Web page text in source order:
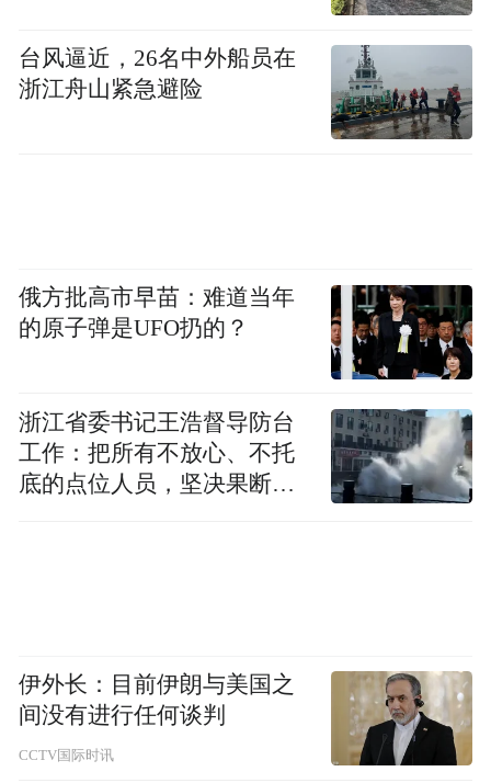
台风逼近，26名中外船员在
浙江舟山紧急避险
俄方批高市早苗：难道当年
的原子弹是UFO扔的？
浙江省委书记王浩督导防台
工作：把所有不放心、不托
底的点位人员，坚决果断转
伊外长：目前伊朗与美国之
间没有进行任何谈判
CCTV国际时讯